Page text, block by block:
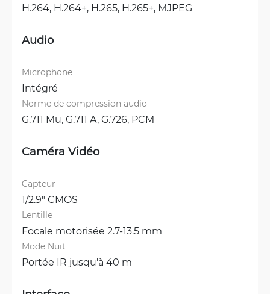
H.264, H.264+, H.265, H.265+, MJPEG
Audio
Microphone
Intégré
Norme de compression audio
G.711 Mu, G.711 A, G.726, PCM
Caméra Vidéo
Capteur
1/2.9" CMOS
Lentille
Focale motorisée 2.7-13.5 mm
Mode Nuit
Portée IR jusqu'à 40 m